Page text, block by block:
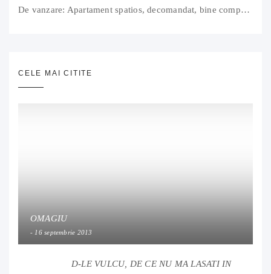
De vanzare: Apartament spatios, decomandat, bine compartimentat, 3 camere, 2 bai, bucatarie, suprafață utilă de 64 mp + 3 balcoane (11 mp), strada Barierei, zona Dragos Voda Oradea. 89 500 E (neg). Comision 0
CELE MAI CITITE
OMAGIU
16 septembrie 2013
D-LE VULCU, DE CE NU MA LASATI IN